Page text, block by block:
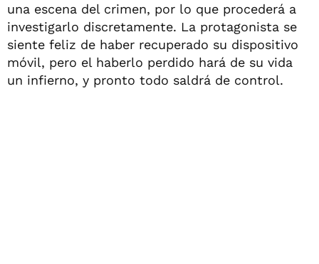
una escena del crimen, por lo que procederá a
investigarlo discretamente. La protagonista se
siente feliz de haber recuperado su dispositivo
móvil, pero el haberlo perdido hará de su vida
un infierno, y pronto todo saldrá de control.